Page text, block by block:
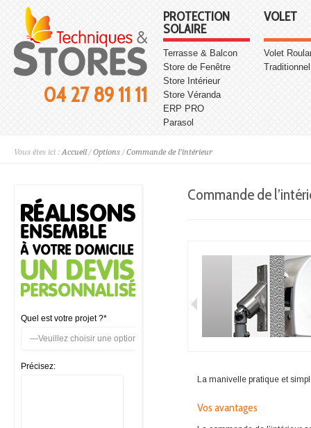
04 27 89 11 11
PROTECTION
SOLAIRE
Terrasse & Balcon
Store de Fenêtre
Store Intérieur
Store Véranda
ERP PRO
Parasol
VOLET
Volet
Traditionnel
Vous êtes ici :Accueil /Options /Commande de l’intérieur
Commande de
La manivelle pratique et
Vos avantages
Quel est votre projet ?*
Précisez: